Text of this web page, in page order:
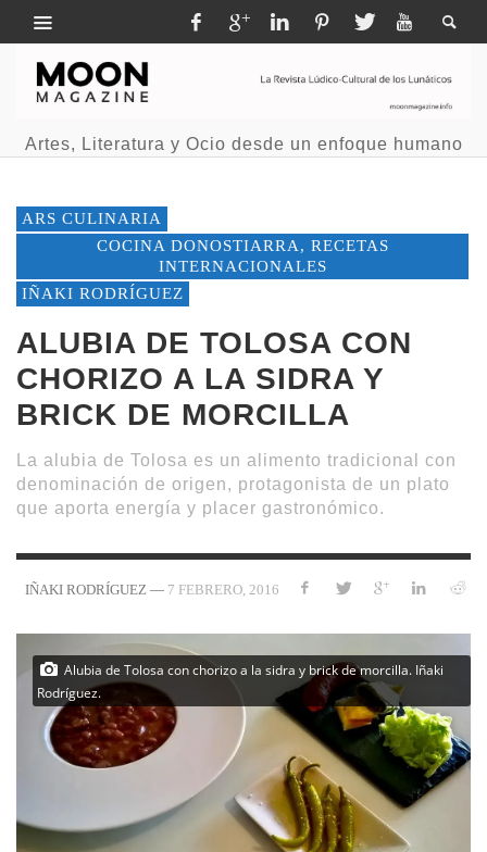
Artes, Literatura y Ocio desde un enfoque humano
ARS CULINARIA
COCINA DONOSTIARRA, RECETAS
INTERNACIONALES
IÑAKI RODRÍGUEZ
ALUBIA DE TOLOSA CON
CHORIZO A LA SIDRA Y
BRICK DE MORCILLA
La alubia de Tolosa es un alimento tradicional con
denominación de origen, protagonista de un plato
que aporta energía y placer gastronómico.
IÑAKI RODRÍGUEZ — 7 FEBRERO, 2016
Alubia de Tolosa con chorizo a la sidra y brick de morcilla. Iñaki
Rodríguez.